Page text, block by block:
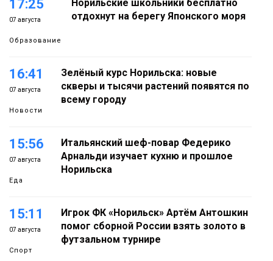
17:25
07 августа
Образование
Норильские школьники бесплатно
отдохнут на берегу Японского моря
16:41
07 августа
Новости
Зелёный курс Норильска: новые
скверы и тысячи растений появятся по
всему городу
15:56
07 августа
Еда
Итальянский шеф-повар Федерико
Арнальди изучает кухню и прошлое
Норильска
15:11
07 августа
Спорт
Игрок ФК «Норильск» Артём Антошкин
помог сборной России взять золото в
футзальном турнире